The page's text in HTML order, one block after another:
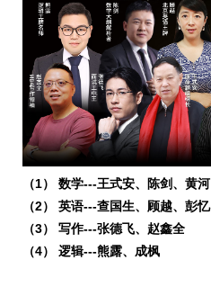
（1） 数学---王式安、陈剑、黄河
（2） 英语---查国生、顾越、彭忆
（3） 写作---张德飞、 赵鑫全
（4） 逻辑---熊露、成枫